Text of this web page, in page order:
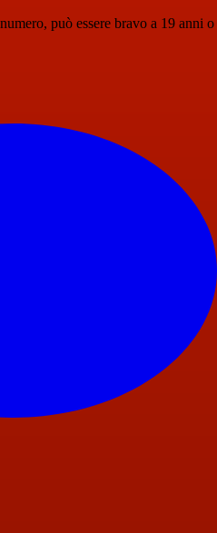
può essere bravo a 19 anni o